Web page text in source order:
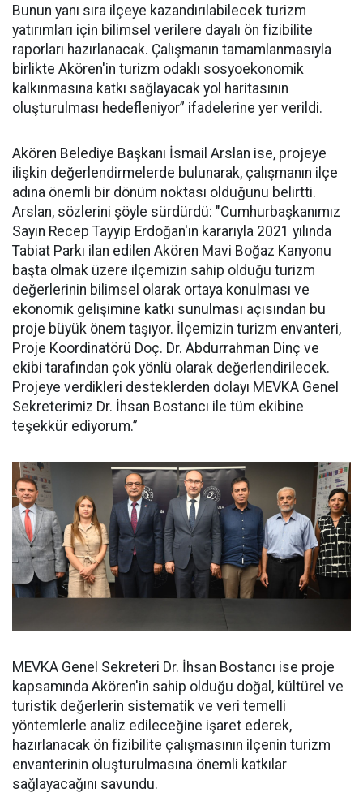
Bunun yanı sıra ilçeye kazandırılabilecek turizm
yatırımları için bilimsel verilere dayalı ön fizibilite
raporları hazırlanacak. Çalışmanın tamamlanmasıyla
birlikte Akören'in turizm odaklı sosyoekonomik
kalkınmasına katkı sağlayacak yol haritasının
oluşturulması hedefleniyor” ifadelerine yer verildi.
Akören Belediye Başkanı İsmail Arslan ise, projeye
ilişkin değerlendirmelerde bulunarak, çalışmanın ilçe
adına önemli bir dönüm noktası olduğunu belirtti.
Arslan, sözlerini şöyle sürdürdü: "Cumhurbaşkanımız
Sayın Recep Tayyip Erdoğan'ın kararıyla 2021 yılında
Tabiat Parkı ilan edilen Akören Mavi Boğaz Kanyonu
başta olmak üzere ilçemizin sahip olduğu turizm
değerlerinin bilimsel olarak ortaya konulması ve
ekonomik gelişimine katkı sunulması açısından bu
proje büyük önem taşıyor. İlçemizin turizm envanteri,
Proje Koordinatörü Doç. Dr. Abdurrahman Dinç ve
ekibi tarafından çok yönlü olarak değerlendirilecek.
Projeye verdikleri desteklerden dolayı MEVKA Genel
Sekreterimiz Dr. İhsan Bostancı ile tüm ekibine
teşekkür ediyorum.”
MEVKA Genel Sekreteri Dr. İhsan Bostancı ise proje
kapsamında Akören'in sahip olduğu doğal, kültürel ve
turistik değerlerin sistematik ve veri temelli
yöntemlerle analiz edileceğine işaret ederek,
hazırlanacak ön fizibilite çalışmasının ilçenin turizm
envanterinin oluşturulmasına önemli katkılar
sağlayacağını savundu.